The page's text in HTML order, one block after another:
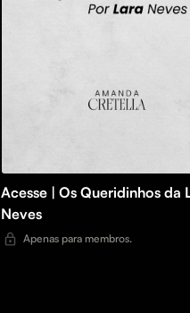
Acesse | Os Queridinhos da
Neves
Apenas para membros.